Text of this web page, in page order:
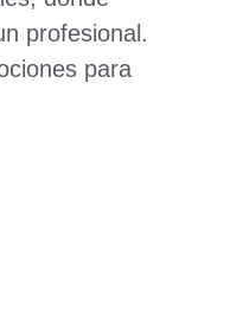
profesional.
para